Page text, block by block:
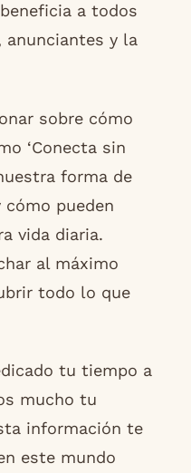
a todos
anunciantes y la
sobre cómo
‘Conecta sin
forma de
pueden
vida diaria.
al máximo
todo lo que
tu tiempo a
mucho tu
información te
este mundo